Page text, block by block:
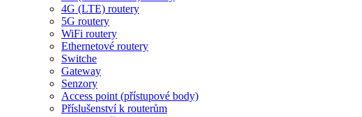
4G (LTE) routery
5G routery
WiFi routery
Ethernetové routery
Switche
Gateway
Senzory
Access point (přístupové body)
Příslušenství k routerům